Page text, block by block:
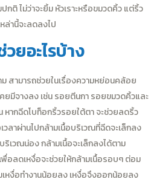
ติ ไม่ว่าจะยิ้ม หัวเราะหรือขมวดคิ้ว แต่ริ้ว
ล่านี้จะลดลงไป
ยอะไรบ้าง
สามารถช่วยในเรื่องความหย่อนคล้อย
ยมีจางลง เช่น รอยตีนกา รอยขมวดคิ้วและ
ากฉีดโบท็อกริ้วรอยใต้ตา จะช่วยลดริ้ว
ลาผ่านไปกล้ามเนื้อบริเวณที่ฉีดจะเล็กลง
เวณน่อง กล้ามเนื้อจะเล็กลงได้ตาม
พื่อลดเหงื่อจะช่วยให้กล้ามเนื้อรอบๆ ต่อม
หงื่อทำงานน้อยลง เหงื่อจึงออกน้อยลง